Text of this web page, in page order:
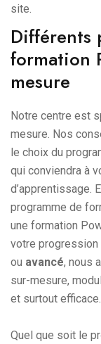
site.
Différents
formation
mesure
Notre centre est
mesure. Nos
le choix du
qui conviendra à
d’apprentissage.
programme de
une formation
votre progression
ou avancé, nous
sur-mesure,
et surtout efficace.
Quel que soit le